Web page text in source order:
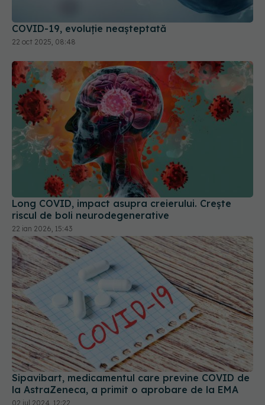
22 oct 2025, 08:48
Long COVID, impact asupra creierului. Crește
riscul de boli neurodegenerative
22 ian 2026, 15:43
Sipavibart, medicamentul care previne COVID de
la AstraZeneca, a primit o aprobare de la EMA
02 iul 2024, 12:22